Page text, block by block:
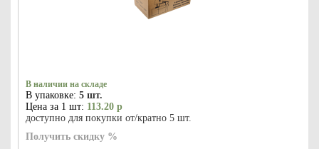
В наличии на складе
В упаковке: 5 шт.
Цена за 1 шт: 113.20 р
доступно для покупки от/кратно 5 шт.
Получить скидку %